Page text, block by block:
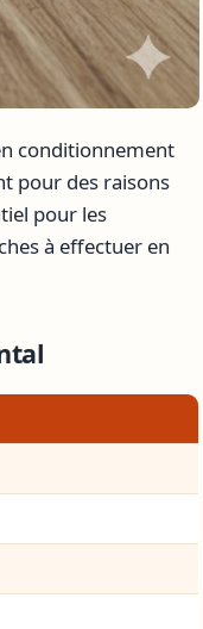
conditionnement
pour des raisons
pour les
à effectuer en